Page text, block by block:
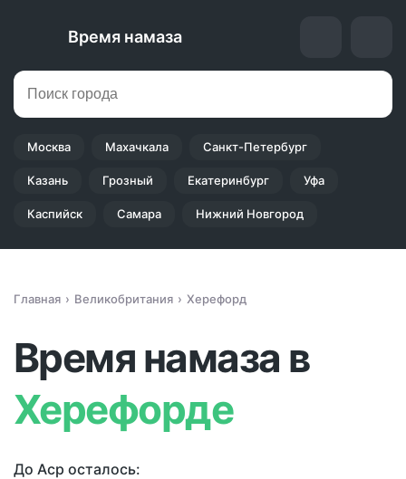
Время намаза
Москва Махачкала Санкт-Петербург
Казань Грозный Екатеринбург Уфа
Каспийск Самара Нижний Новгород
Главная Великобритания Херефорд
Время намаза в
Херефорде
До Аср осталось: